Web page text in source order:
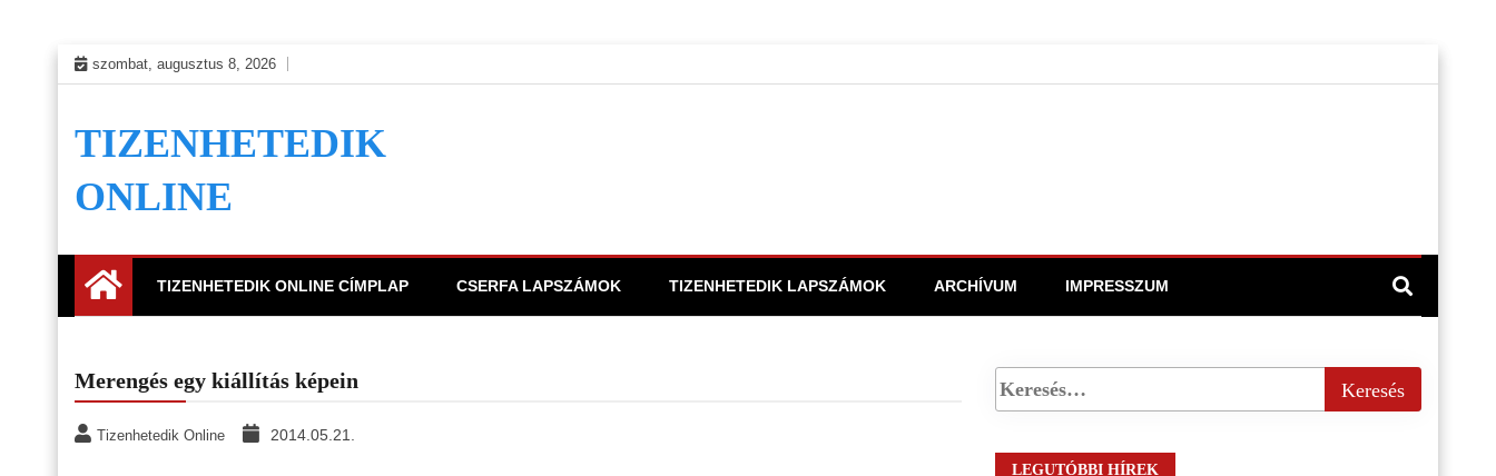
Skip
to
szombat, augusztus 8, 2026
TIZENHETEDIK
ONLINE
TIZENHETEDIK ONLINE CÍMPLAP CSERFA LAPSZÁMOK TIZENHETEDIK LAPSZÁMOK ARCHÍVUM IMPRESSZUM
Merengés egy kiállítás képein
Tizenhetedik Online 2014.05.21.
LEGUTÓBBI HÍREK